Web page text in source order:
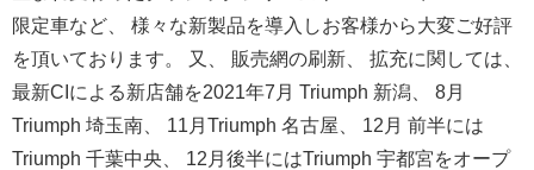
限定車など、 様々な新製品を導入しお客様から大変ご好評
を頂いております。 又、 販売網の刷新、 拡充に関しては、
最新CIによる新店舗を2021年7月 Triumph 新潟、 8月
Triumph 埼玉南、 11月Triumph 名古屋、 12月 前半には
Triumph 千葉中央、 12月後半にはTriumph 宇都宮をオープ